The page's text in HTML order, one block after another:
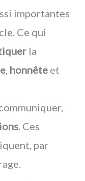
importantes
Ce qui
la
, honnête et
. Ces
par